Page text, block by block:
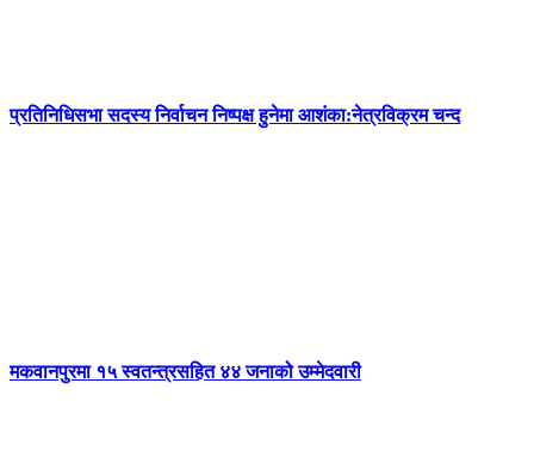
प्रतिनिधिसभा सदस्य निर्वाचन निष्पक्ष हुनेमा आशंका:नेत्रविक्रम चन्द
मकवानपुरमा १५ स्वतन्त्रसहित ४४ जनाको उम्मेदवारी